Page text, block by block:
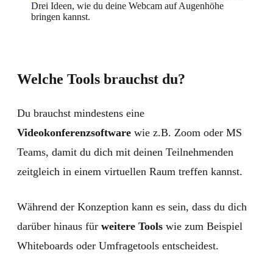
Drei Ideen, wie du deine Webcam auf Augenhöhe
bringen kannst.
Welche Tools brauchst du?
Du brauchst mindestens eine
Videokonferenzsoftware wie z.B. Zoom oder MS
Teams, damit du dich mit deinen Teilnehmenden
zeitgleich in einem virtuellen Raum treffen kannst.
Während der Konzeption kann es sein, dass du dich
darüber hinaus für weitere Tools wie zum Beispiel
Whiteboards oder Umfragetools entscheidest.